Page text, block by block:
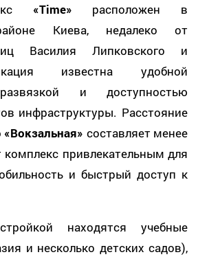
«Time» расположен в
Киева, недалеко от
Василия Липковского и
известна удобной
и доступностью
инфраструктуры. Расстояние
«Вокзальная» составляет менее
комплекс привлекательным для
и быстрый доступ к
находятся учебные
и несколько детских садов),